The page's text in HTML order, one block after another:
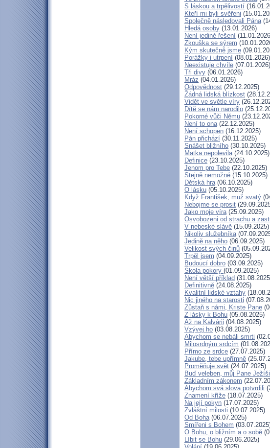
S láskou a trpělivostí
Kteří mi byli svěřeni
Společně následovali Pána
Hledá osoby (13.01.2026)
Není jediné řešení
Zkouška se sýrem
Kým skutečně jsme
Porážky i utrpení (08.01.2026)
Neexistuje chvíle (07.01.2026)
Tři divy (06.01.2026)
Mráz (04.01.2026)
Odpovědnost (29.12.2025)
Žádná lidská blízkost
Vidět ve světle víry
Dítě se nám narodilo
Pokorné vůči Němu
Není to ona(22.12.2025)
Není schopen (16.12.2025)
Pán přichází (30.11.2025)
Snášet bližního (30.10.2025)
Matka nepolevila(24.10.2025)
Definice (23.10.2025)
Jenom pro Tebe (22.10.2025)
Stejně nemožné (15.10.2025)
Dětská hra(06.10.2025)
O lásku (05.10.2025)
Když František, muž svatý
Nebojme se prosit
Jako moje víra(25.09.2025)
Osvobozeni od strachu a
V nebeské slávě (15.09.2025)
Nikoliv služebníka
Jedině na něho (06.09.2025)
Velikost svých činů
Trpěl jsem (04.09.2025)
Budoucí dobro (03.09.2025)
Škola pokory (01.09.2025)
Není větší příklad
Definitivně (24.08.2025)
Kvalitní lidské vztahy
Nic jiného na starosti
Zůstaň s námi, Kriste Pane
Z lásky k Bohu (05.08.2025)
Až na Kalvárii (04.08.2025)
Vzývej ho (03.08.2025)
Abychom se nebáli smrti
Milosrdným srdcím
Přímo ze srdce (27.07.2025)
Jakube, tebe upřímně
Proměňuje svět (24.07.2025)
Buď veleben, můj Pane
Základním zákonem
Abychom svá slova potvrdili
Znamení kříže (18.07.2025)
Na její pokyn (17.07.2025)
Zvláštní milosti (10.07.2025)
Od Boha(06.07.2025)
Smířeni s Bohem
O Bohu, o bližním a o sobě
Líbit se Bohu (29.06.2025)